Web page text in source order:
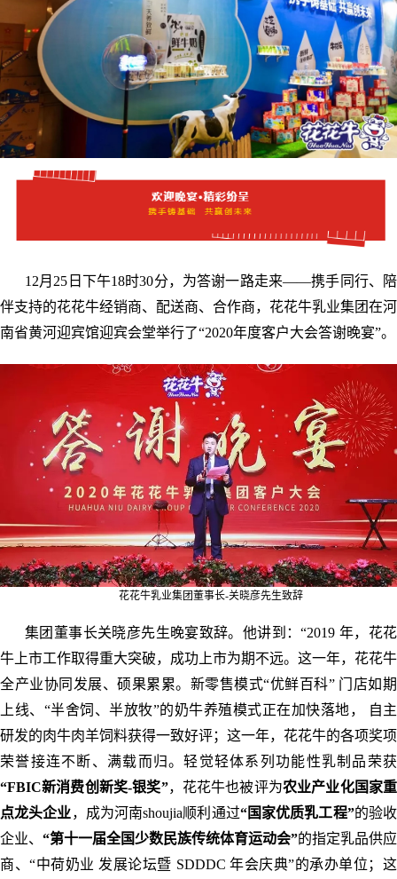
12月25日下午18时30分，为答谢一路走来——携手同行、陪
伴支持的花花牛经销商、配送商、合作商，花花牛乳业集团在河
南省黄河迎宾馆迎宾会堂举行了“2020年度客户大会答谢晚宴”。
花花牛乳业集团董事长-关晓彦先生致辞
集团董事长关晓彦先生晚宴致辞。他讲到：“2019 年，花花
牛上市工作取得重大突破，成功上市为期不远。这一年，花花牛
全产业协同发展、硕果累累。新零售模式“优鲜百科” 门店如期
上线、“半舍饲、半放牧”的奶牛养殖模式正在加快落地， 自主
研发的肉牛肉羊饲料获得一致好评；这一年，花花牛的各项奖项
荣誉接连不断、满载而归。轻觉轻体系列功能性乳制品荣获
“FBIC新消费创新奖-银奖”，花花牛也被评为农业产业化国家重
点龙头企业，成为河南shoujia顺利通过“国家优质乳工程”的验收
企业、 “第十一届全国少数民族传统体育运动会”的指定乳品供应
商、“中荷奶业 发展论坛暨 SDDDC 年会庆典”的承办单位；这